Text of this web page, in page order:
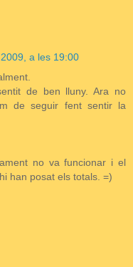
a les 19:00
de ben lluny. Ara no
de seguir fent sentir la
no va funcionar i el
han posat els totals. =)